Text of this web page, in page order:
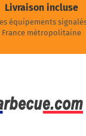
Livraison incluse
équipements
France métropolitaine